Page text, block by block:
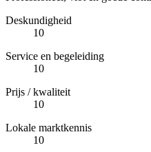
Deskundigheid
10
Service en begeleiding
10
Prijs / kwaliteit
10
Lokale marktkennis
10